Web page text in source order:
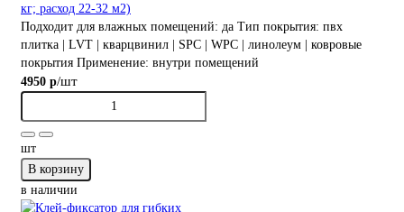
кг; расход 22-32 м2)
Подходит для влажных помещений: да Тип покрытия: пвх
плитка | LVT | кварцвинил | SPC | WPC | линолеум | ковровые
покрытия Применение: внутри помещений
4950 р/шт
шт
В корзину
в наличии